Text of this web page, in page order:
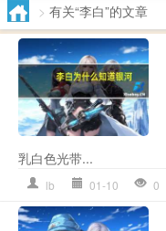
> 有关“李白”的文章
乳白色光带...
lb 01-10 0